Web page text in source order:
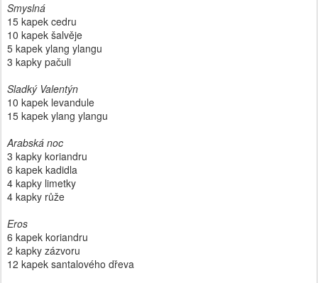
Smyslná
15 kapek cedru
10 kapek šalvěje
5 kapek ylang ylangu
3 kapky pačuli
Sladký Valentýn
10 kapek levandule
15 kapek ylang ylangu
Arabská noc
3 kapky koriandru
6 kapek kadidla
4 kapky limetky
4 kapky růže
Eros
6 kapek koriandru
2 kapky zázvoru
12 kapek santalového dřeva